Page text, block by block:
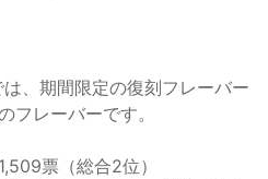
、期間限定の復刻フレーバー
フレーバーです。
票（総合2位）